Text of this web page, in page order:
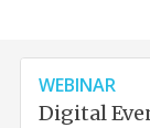
WEBINAR
Digital